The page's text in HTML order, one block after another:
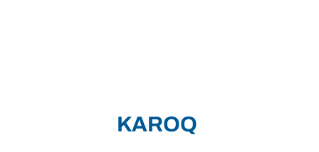
KAROQ